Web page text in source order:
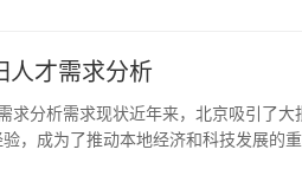
人才需求分析
，成为了推动本地经济和科技发展的